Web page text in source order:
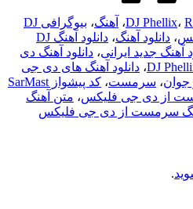
DJ Phellix، ، آهنگ،
بیوگرافی DJ
، دانلود آهنگ،
دانلود آهنگ DJ
آهنگ جدید ایرانی، دانلود آهنگ دی
، دانلود آهنگ های دی جی
جوان، سرمست،
کد پیشواز SarMast
از دی جی فلیکس، متن آهنگ
سرمست از دی جی فلیکس
.